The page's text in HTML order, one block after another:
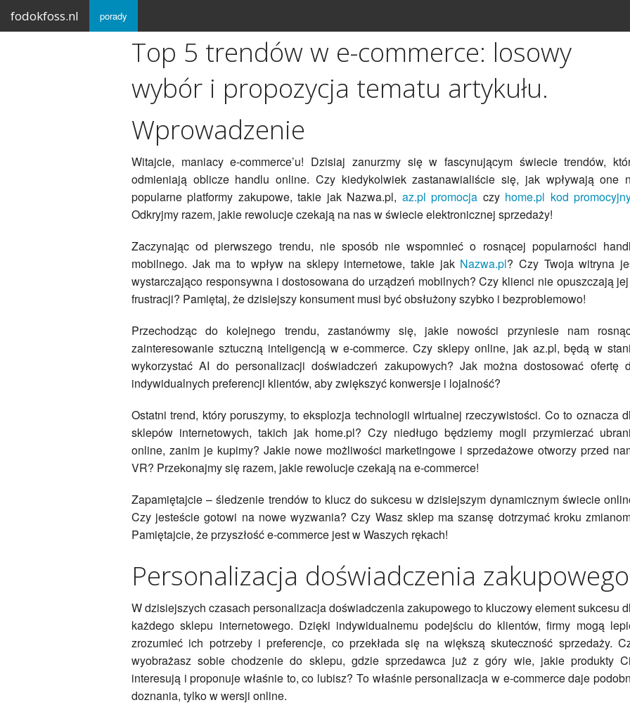
fodokfoss.nl porady
Top 5 trendów w e-commerce: losowy
wybór i propozycja tematu artykułu.
Wprowadzenie
Witajcie, maniacy e-commerce’u! Dzisiaj zanurzmy się w fascynującym świecie trendów,
odmieniają oblicze handlu online. Czy kiedykolwiek zastanawialiście się, jak wpływają one
popularne platformy zakupowe, takie jak Nazwa.pl, az.pl promocja czy home.pl kod
Odkryjmy razem, jakie rewolucje czekają na nas w świecie elektronicznej sprzedaży!
Zaczynając od pierwszego trendu, nie sposób nie wspomnieć o rosnącej popularności
mobilnego. Jak ma to wpływ na sklepy internetowe, takie jak Nazwa.pl? Czy Twoja witryna
wystarczająco responsywna i dostosowana do urządzeń mobilnych? Czy klienci nie opuszczają
frustracji? Pamiętaj, że dzisiejszy konsument musi być obsłużony szybko i bezproblemowo!
Przechodząc do kolejnego trendu, zastanówmy się, jakie nowości przyniesie nam
zainteresowanie sztuczną inteligencją w e-commerce. Czy sklepy online, jak az.pl, będą w
wykorzystać AI do personalizacji doświadczeń zakupowych? Jak można dostosować ofertę
indywidualnych preferencji klientów, aby zwiększyć konwersje i lojalność?
Ostatni trend, który poruszymy, to eksplozja technologii wirtualnej rzeczywistości. Co to oznacza
sklepów internetowych, takich jak home.pl? Czy niedługo będziemy mogli przymierzać
online, zanim je kupimy? Jakie nowe możliwości marketingowe i sprzedażowe otworzy przed
VR? Przekonajmy się razem, jakie rewolucje czekają na e-commerce!
Zapamiętajcie – śledzenie trendów to klucz do sukcesu w dzisiejszym dynamicznym świecie
Czy jesteście gotowi na nowe wyzwania? Czy Wasz sklep ma szansę dotrzymać kroku
Pamiętajcie, że przyszłość e-commerce jest w Waszych rękach!
Personalizacja doświadczenia zakupowego
W dzisiejszych czasach personalizacja doświadczenia zakupowego to kluczowy element sukcesu
każdego sklepu internetowego. Dzięki indywidualnemu podejściu do klientów, firmy mogą
zrozumieć ich potrzeby i preferencje, co przekłada się na większą skuteczność sprzedaży.
wyobrażasz sobie chodzenie do sklepu, gdzie sprzedawca już z góry wie, jakie produkty
interesują i proponuje właśnie to, co lubisz? To właśnie personalizacja w e-commerce daje
doznania, tylko w wersji online.